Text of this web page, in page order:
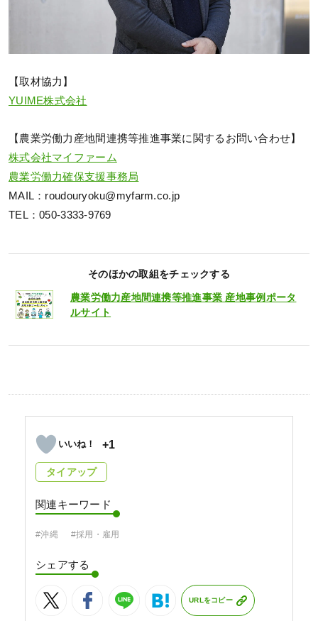
【取材協力】
YUIME株式会社
【農業労働力産地間連携等推進事業に関するお問い合わせ】
株式会社マイファーム
農業労働力確保支援事務局
MAIL：roudouryoku@myfarm.co.jp
TEL：050-3333-9769
そのほかの取組をチェックする
農業労働力産地間連携等推進事業 産地事例ポータ
ルサイト
+1
タイアップ
関連キーワード
#沖縄 #採用・雇用
シェアする
URLをコピー